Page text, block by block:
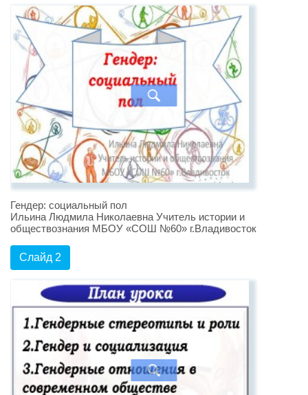
Гендер: социальный пол
Ильина Людмила Николаевна Учитель истории и
обществознания МБОУ «СОШ №60» г.Владивосток
Слайд 2